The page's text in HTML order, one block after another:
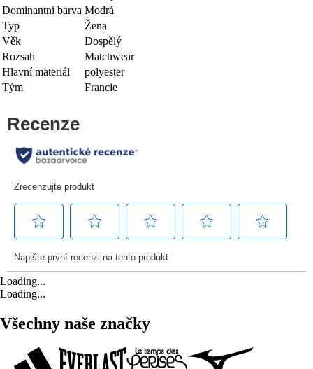
Dominantní barva Modrá
Typ
Žena
Věk
Dospělý
Rozsah
Matchwear
Hlavní materiál
polyester
Tým
Francie
Loading...
Loading...
Všechny naše značky